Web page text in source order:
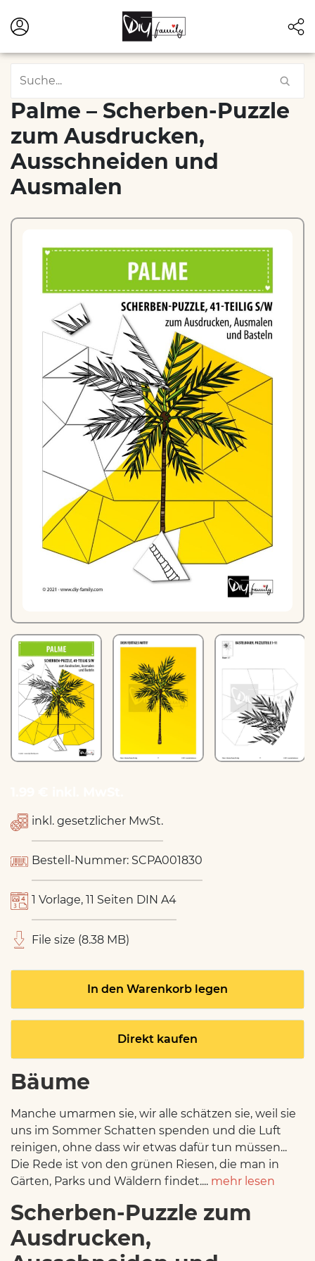
Palme – Scherben-Puzzle
zum Ausdrucken,
Ausschneiden und
Ausmalen
inkl. gesetzlicher MwSt.
Bestell-Nummer: SCPA001830
1 Vorlage, 11 Seiten DIN A4
File size (8.38 MB)
In den Warenkorb legen
Direkt kaufen
Bäume
Manche umarmen sie, wir alle schätzen sie, weil sie
uns im Sommer Schatten spenden und die Luft
reinigen, ohne dass wir etwas dafür tun müssen...
Die Rede ist von den grünen Riesen, die man in
Gärten, Parks und Wäldern findet.... mehr lesen
Scherben-Puzzle zum
Ausdrucken,